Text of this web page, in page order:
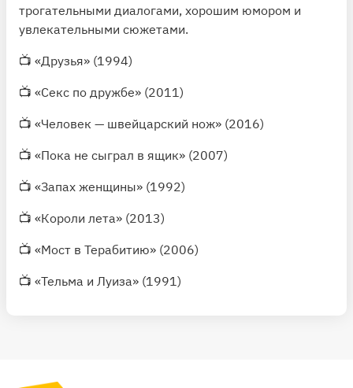
трогательными диалогами, хорошим юмором и
увлекательными сюжетами.
📺 «Друзья» (1994)
📺 «Секс по дружбе» (2011)
📺 «Человек — швейцарский нож» (2016)
📺 «Пока не сыграл в ящик» (2007)
📺 «Запах женщины» (1992)
📺 «Короли лета» (2013)
📺 «Мост в Терабитию» (2006)
📺 «Тельма и Луиза» (1991)